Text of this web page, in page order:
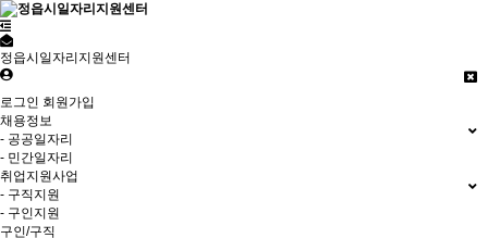
정읍시일자리지원센터
로그인 회원가입
채용정보
- 공공일자리
- 민간일자리
취업지원사업
- 구직지원
- 구인지원
구인/구직